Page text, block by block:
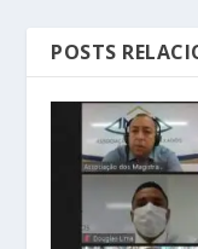
POSTS